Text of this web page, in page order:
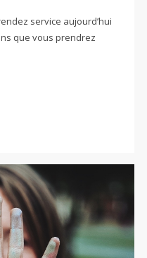
service aujourd’hui
que vous prendrez